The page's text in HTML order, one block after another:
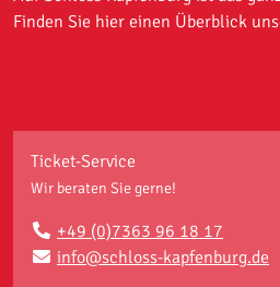
Finden Sie hier einen Überblick
Ticket-Service
Wir beraten Sie gerne!
+49 (0)7363 96 18 17
info@schloss-kapfenburg.de